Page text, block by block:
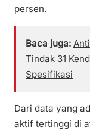
persen.
Baca juga:
Tindak 31
Spesifikasi
Dari data yang
aktif tertinggi di